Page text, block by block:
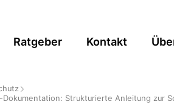
Ratgeber Kontakt
Strukturierte Anleitung zur